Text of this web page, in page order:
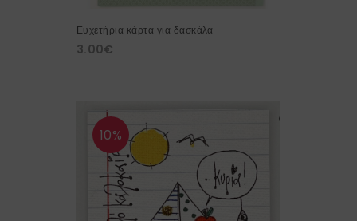
Ευχετήρια κάρτα για δασκάλα
3.00€
10%